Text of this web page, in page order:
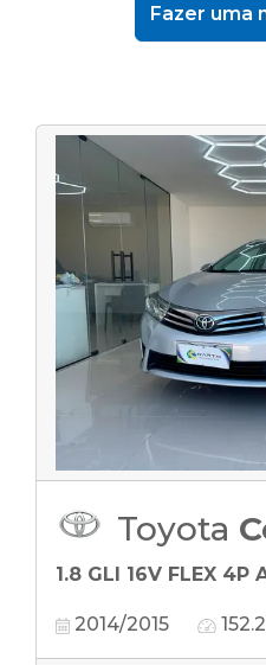
Fazer uma
Toyota
1.8 GLI 16V FLEX 4P
2014/2015